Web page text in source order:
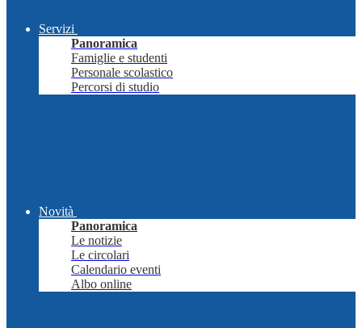
Servizi
Panoramica
Famiglie e studenti
Personale scolastico
Percorsi di studio
Novità
Panoramica
Le notizie
Le circolari
Calendario eventi
Albo online